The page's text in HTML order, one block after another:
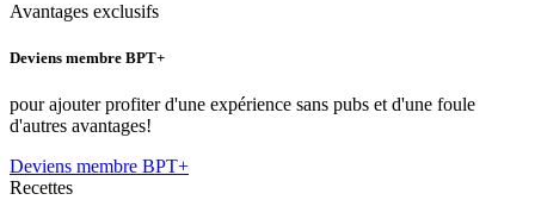
Avantages exclusifs
Deviens membre BPT+
pour ajouter profiter d'une expérience sans pubs et d'une foule
d'autres avantages!
Deviens membre BPT+
Recettes